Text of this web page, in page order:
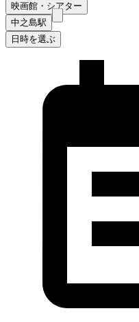
映画館・シアター
中之島駅
日時を選ぶ